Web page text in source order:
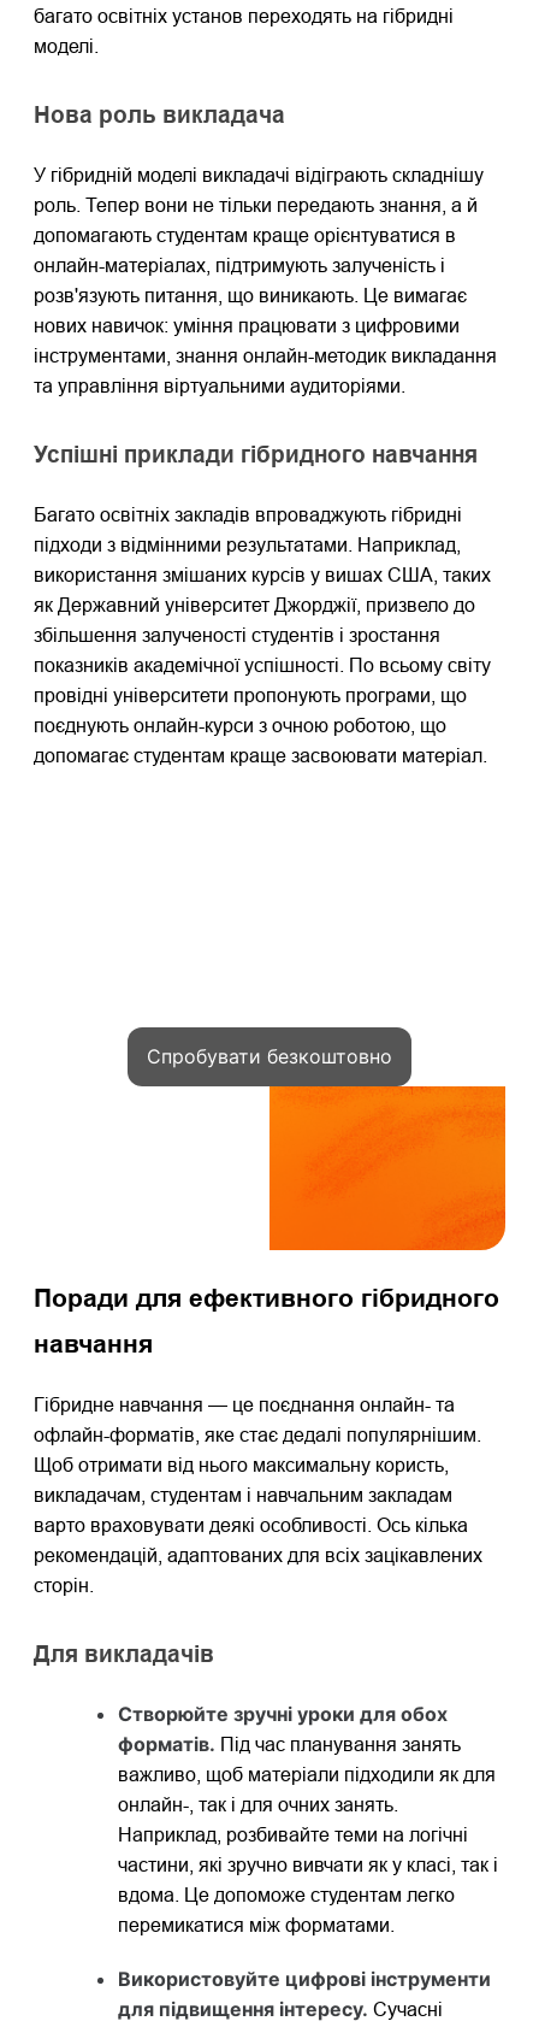
багато освітніх установ переходять на гібридні
моделі.
Нова роль викладача
У гібридній моделі викладачі відіграють складнішу
роль. Тепер вони не тільки передають знання, а й
допомагають студентам краще орієнтуватися в
онлайн-матеріалах, підтримують залученість і
розв'язують питання, що виникають. Це вимагає
нових навичок: уміння працювати з цифровими
інструментами, знання онлайн-методик викладання
та управління віртуальними аудиторіями.
Успішні приклади гібридного навчання
Багато освітніх закладів впроваджують гібридні
підходи з відмінними результатами. Наприклад,
використання змішаних курсів у вишах США, таких
як Державний університет Джорджії, призвело до
збільшення залученості студентів і зростання
показників академічної успішності. По всьому світу
провідні університети пропонують програми, що
поєднують онлайн-курси з очною роботою, що
допомагає студентам краще засвоювати матеріал.
Спробувати безкоштовно
Поради для ефективного гібридного
навчання
Гібридне навчання — це поєднання онлайн- та
офлайн-форматів, яке стає дедалі популярнішим.
Щоб отримати від нього максимальну користь,
викладачам, студентам і навчальним закладам
варто враховувати деякі особливості. Ось кілька
рекомендацій, адаптованих для всіх зацікавлених
сторін.
Для викладачів
Створюйте зручні уроки для обох
форматів. Під час планування занять
важливо, щоб матеріали підходили як для
онлайн-, так і для очних занять.
Наприклад, розбивайте теми на логічні
частини, які зручно вивчати як у класі, так і
вдома. Це допоможе студентам легко
перемикатися між форматами.
Використовуйте цифрові інструменти
для підвищення інтересу. Сучасні